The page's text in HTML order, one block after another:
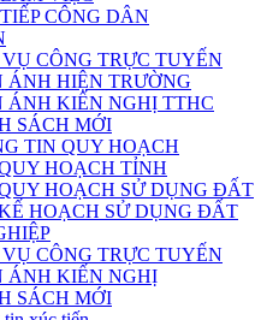
CÔNG DÂN
CÔNG TRỰC TUYẾN
ÁNH HIỆN TRƯỜNG
ÁNH KIẾN NGHỊ TTHC
SÁCH MỚI
TIN QUY HOẠCH
HOẠCH TỈNH
HOẠCH SỬ DỤNG ĐẤT
HOẠCH SỬ DỤNG ĐẤT
CÔNG TRỰC TUYẾN
ÁNH KIẾN NGHỊ
SÁCH MỚI